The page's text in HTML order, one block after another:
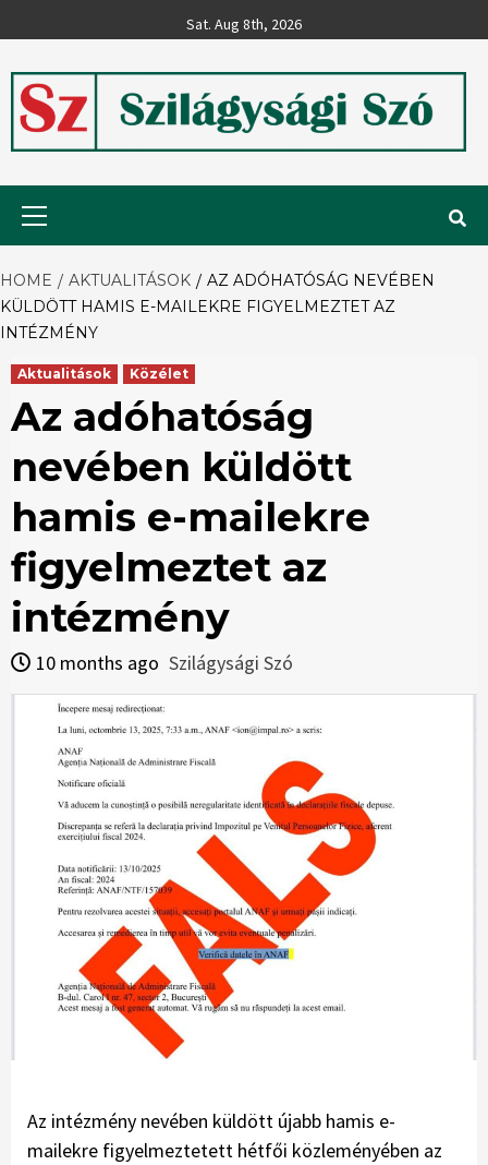
to
Sat. Aug 8th, 2026
Szilágysági
Szó
HOME AKTUALITÁSOK
AZ ADÓHATÓSÁG NEVÉBEN
KÜLDÖTT HAMIS E-MAILEKRE FIGYELMEZTET AZ
INTÉZMÉNY
Aktualitások Közélet
Az adóhatóság
nevében küldött
hamis e-mailekre
figyelmeztet az
intézmény
10 months ago Szilágysági Szó
Az intézmény nevében küldött újabb hamis e-
mailekre figyelmeztetett hétfői közleményében az